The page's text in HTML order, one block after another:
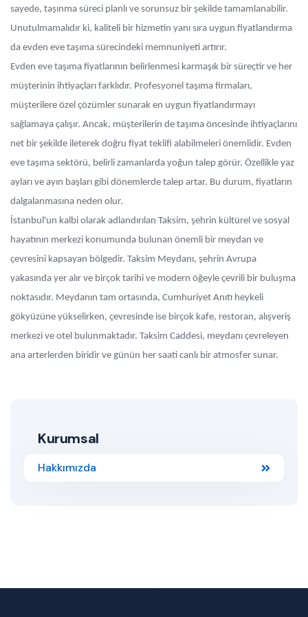
sayede, taşınma süreci planlı ve sorunsuz bir şekilde tamamlanabilir.
Unutulmamalıdır ki, kaliteli bir hizmetin yanı sıra uygun fiyatlandırma
da evden eve taşıma sürecindeki memnuniyeti artırır.
Evden eve taşıma fiyatlarının belirlenmesi karmaşık bir süreçtir ve her
müşterinin ihtiyaçları farklıdır. Profesyonel taşıma firmaları,
müşterilere özel çözümler sunarak en uygun fiyatlandırmayı
sağlamaya çalışır. Ancak, müşterilerin de taşıma öncesinde ihtiyaçlarını
net bir şekilde ileterek doğru fiyat teklifi alabilmeleri önemlidir. Evden
eve taşıma sektörü, belirli zamanlarda yoğun talep görür. Özellikle yaz
ayları ve ayın başları gibi dönemlerde talep artar. Bu durum, fiyatların
dalgalanmasına neden olur.
İstanbul'un kalbi olarak adlandırılan Taksim, şehrin kültürel ve sosyal
hayatının merkezi konumunda bulunan önemli bir meydan ve
çevresini kapsayan bölgedir. Taksim Meydanı, şehrin Avrupa
yakasında yer alır ve birçok tarihi ve modern öğeyle çevrili bir buluşma
noktasıdır. Meydanın tam ortasında, Cumhuriyet Anıtı heykeli
gökyüzüne yükselirken, çevresinde ise birçok kafe, restoran, alışveriş
merkezi ve otel bulunmaktadır. Taksim Caddesi, meydanı çevreleyen
ana arterlerden biridir ve günün her saati canlı bir atmosfer sunar.
Kurumsal
Hakkımızda